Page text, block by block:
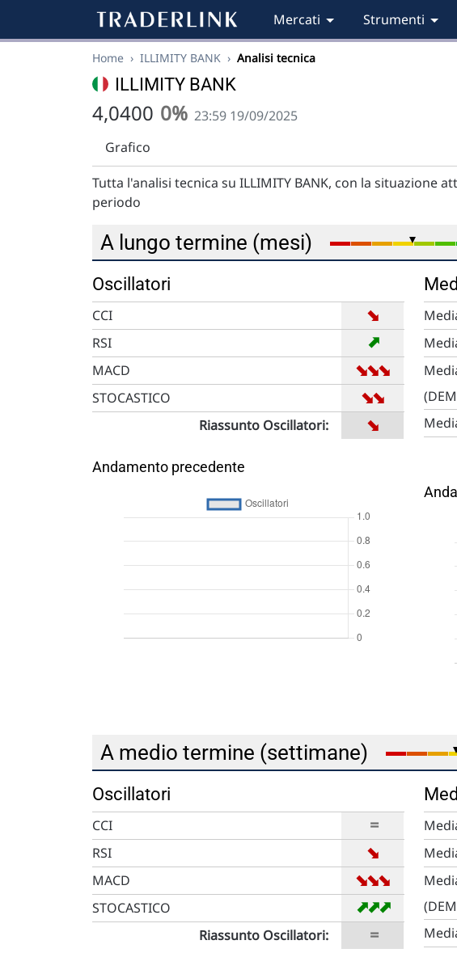
Mercati Strumenti
Home › ILLIMITY BANK › Analisi tecnica
ILLIMITY BANK
4,0400 0% 23:59 19/09/2025
Grafico
Tutta l'analisi tecnica su ILLIMITY BANK, con la situazione
periodo
A lungo termine (mesi)
Oscillatori
CCI ➡
RSI ➡
MACD ➡
➡
➡
STOCASTICO ➡
➡
Riassunto Oscillatori: ➡
Andamento precedente
A medio termine (settimane)
Oscillatori
CCI =
RSI ➡
MACD ➡
➡
➡
STOCASTICO ➡
➡
➡
Riassunto Oscillatori: =